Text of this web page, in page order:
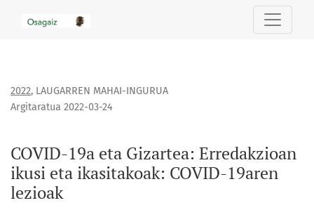
COVID-19a eta Gizartea: Erredakzioan ikusi eta ikasitakoak:
2022, LAUGARREN MAHAI-INGURUA
COVID-19a eta Gizartea: Erredakzioan
ikusi eta ikasitakoak: COVID-19aren
lezioak
Argitaratua 2022-03-24